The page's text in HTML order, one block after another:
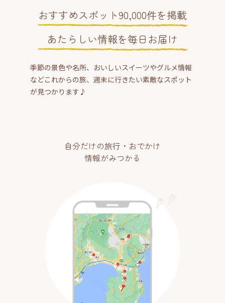
おすすめスポット90,000件を掲載
あたらしい情報を毎日お届け
季節の景色や名所、おいしいスイーツやグルメ情報
などこれからの旅、週末に行きたい素敵なスポット
が見つかります♪
自分だけの旅行・おでかけ
情報がみつかる